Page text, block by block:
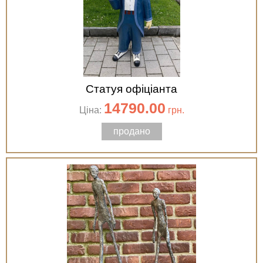
Статуя офіціанта
Ціна: 14790.00 грн.
продано